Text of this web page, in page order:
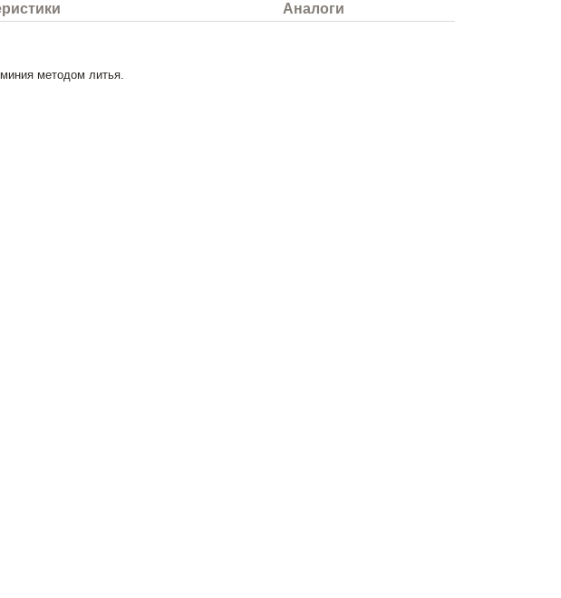
Аналоги
методом литья.